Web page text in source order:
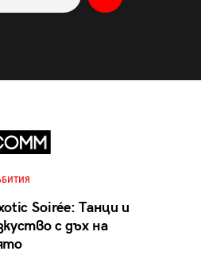
Soirée: Танци и
с дъх на